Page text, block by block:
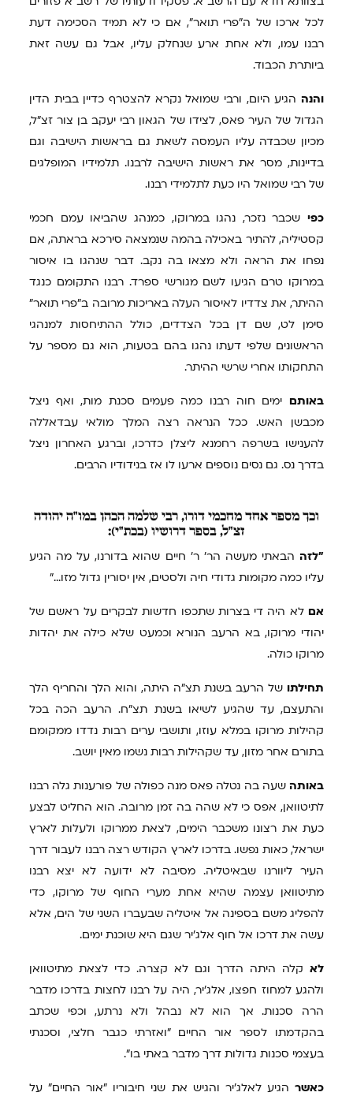
לכל ארכו של ה"פרי תואר", אם כי לא תמיד הסכימה דעת
רבנו עמו, ולא אחת ארע שנחלק עליו, אבל גם עשה זאת
ביותרת הכבוד.
והנה הגיע היום, ורבי שמואל נקרא להצטרף כדיין בבית הדין
הגדול של העיר פאס, לצידו של הגאון רבי יעקב בן צור זצ"ל,
מכיון שכבדה עליו העמסה לשאת גם בראשות הישיבה וגם
בדיינות, מסר את ראשות הישיבה לרבנו. תלמידיו המופלגים
של רבי שמואל היו כעת לתלמידי רבנו.
כפי שכבר נזכר, נהגו במרוקו, כמנהג שהביאו עמם חכמי
קסטיליה, להתיר באכילה בהמה שנמצאה סירכא בראתה, אם
נפחו את הראה ולא מצאו בה נקב. דבר שנהגו בו איסור
במרוקו טרם הגיעו לשם מגורשי ספרד. רבנו התקומם כנגד
ההיתר, את צדדיו לאיסור העלה באריכות מרובה ב"פרי תואר"
סימן לט, שם דן בכל הצדדים, כולל ההתיחסות למנהגי
הראשונים שלפי דעתו נהגו בהם בטעות, הוא גם מספר על
התחקותו אחרי שרשי ההיתר.
באותם ימים חוה רבנו כמה פעמים סכנת מות, ואף ניצל
מכבשן האש. ככל הנראה רצה המלך מולאי עבדאללה
להענישו בשרפה רחמנא ליצלן כדרכו, וברגע האחרון ניצל
בדרך נס. גם נסים נוספים ארעו לו אז בנידודיו הרבים.
וכך מספר אחד מחכמי דורו, רבי שלמה הכהן במו"ה יהודה
זצ"ל, בספר דרושיו (בכת"י):
"לזה הבאתי מעשה הר' ר' חיים שהוא בדורנו, על מה הגיע
עליו כמה מקומות גדודי חיה ולסטים, אין יסורין גדול מזו..."
אם לא היה די בצרות שתכפו חדשות לבקרים על ראשם של
יהודי מרוקו, בא הרעב הנורא וכמעט שלא כילה את יהדות
מרוקו כולה.
תחילתו של הרעב בשנת תצ"ה היתה, והוא הלך והחריף הלך
והתעצם, עד שהגיע לשיאו בשנת תצ"ח. הרעב הכה בכל
קהילות מרוקו במלא עוזו, ותושבי ערים רבות נדדו ממקומם
בתורם אחר מזון, עד שקהילות רבות נשמו מאין יושב.
באותה שעה בה נטלה פאס מנה כפולה של פורענות גלה רבנו
לתיטוואן, אפס כי לא שהה בה זמן מרובה. הוא החליט לבצע
כעת את רצונו משכבר הימים, לצאת ממרוקו ולעלות לארץ
ישראל, כאות נפשו. בדרכו לארץ הקודש רצה רבנו לעבור דרך
העיר ליוורנו שבאיטליה. מסיבה לא ידועה לא יצא רבנו
מתיטוואן עצמה שהיא אחת מערי החוף של מרוקו, כדי
להפליג משם בספינה אל איטליה שבעברו השני של הים, אלא
עשה את דרכו אל חוף אלג'יר שגם היא שוכנת ימים.
לא קלה היתה הדרך וגם לא קצרה. כדי לצאת מתיטוואן
ולהגע למחוז חפצו, אלג'יר, היה על רבנו לחצות בדרכו מדבר
הרה סכנות. אך הוא לא נבהל ולא נרתע, וכפי שכתב
בהקדמתו לספר אור החיים "ואזרתי כגבר חלצי, וסכנתי
בעצמי סכנות גדולות דרך מדבר באתי בו".
כאשר הגיע לאלג'יר והגיש את שני חיבוריו "אור החיים" על